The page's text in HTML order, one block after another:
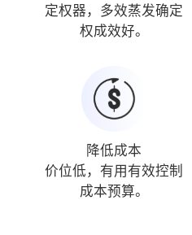
定权器，多效蒸发确定
权成效好。
降低成本
价位低，有用有效控制
成本预算。